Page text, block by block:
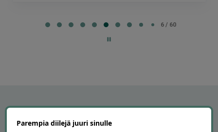
6 / 60
Parempia diilejä juuri sinulle